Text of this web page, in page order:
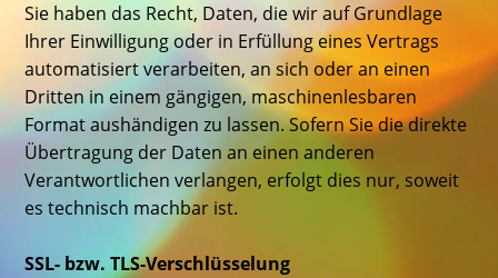
Sie haben das Recht, Daten, die wir auf Grundlage
Ihrer Einwilligung oder in Erfüllung eines Vertrags
automatisiert verarbeiten, an sich oder an einen
Dritten in einem gängigen, maschinenlesbaren
Format aushändigen zu lassen. Sofern Sie die direkte
Übertragung der Daten an einen anderen
Verantwortlichen verlangen, erfolgt dies nur, soweit
es technisch machbar ist.
SSL- bzw. TLS-Verschlüsselung